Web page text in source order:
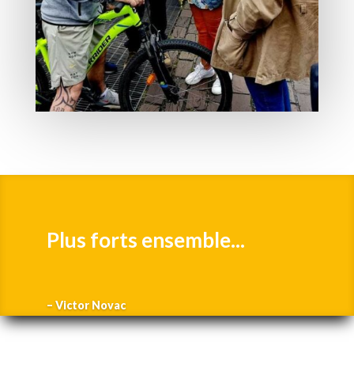
Plus forts ensemble...
– Victor Novac